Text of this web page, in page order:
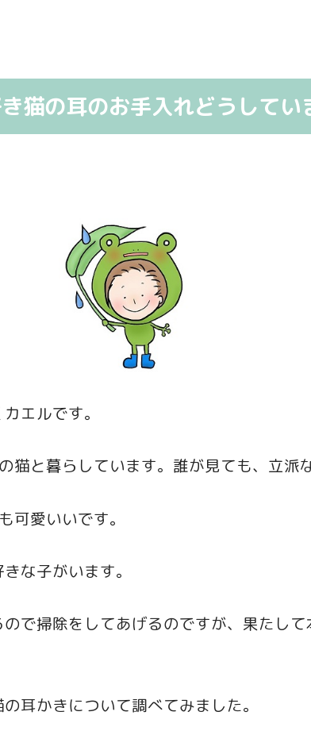
猫の耳のお手入れどうしてい
エルです。
猫と暮らしています。誰が見ても、立派
可愛いいです。
な子がいます。
で掃除をしてあげるのですが、果たし
耳かきについて調べてみました。